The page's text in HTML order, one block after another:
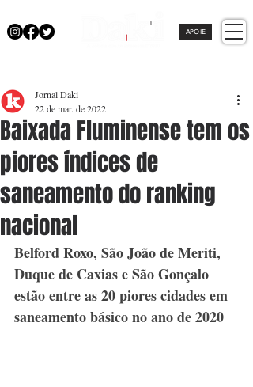
APOIE
Baixada Fluminense tem os
piores índices de
saneamento do ranking
nacional
Jornal Daki
22 de mar. de 2022
Belford Roxo, São João de Meriti,
Duque de Caxias e São Gonçalo
estão entre as 20 piores cidades em
saneamento básico no ano de 2020